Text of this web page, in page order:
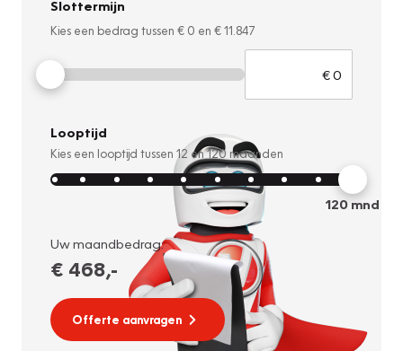
Slottermijn
Kies een bedrag tussen € 0 en € 11.847
Looptijd
Kies een looptijd tussen 12 en120 maanden
120mnd
Uw maandbedrag:
€ 468,-
Offerte aanvragen